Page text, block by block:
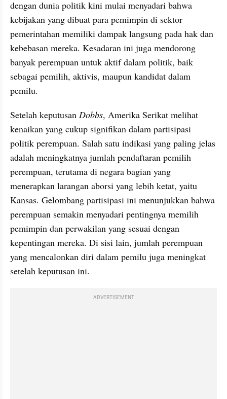
dengan dunia politik kini mulai menyadari bahwa
kebijakan yang dibuat para pemimpin di sektor
pemerintahan memiliki dampak langsung pada hak dan
kebebasan mereka. Kesadaran ini juga mendorong
banyak perempuan untuk aktif dalam politik, baik
sebagai pemilih, aktivis, maupun kandidat dalam
pemilu.
Setelah keputusan Dobbs, Amerika Serikat melihat
kenaikan yang cukup signifikan dalam partisipasi
politik perempuan. Salah satu indikasi yang paling jelas
adalah meningkatnya jumlah pendaftaran pemilih
perempuan, terutama di negara bagian yang
menerapkan larangan aborsi yang lebih ketat, yaitu
Kansas. Gelombang partisipasi ini menunjukkan bahwa
perempuan semakin menyadari pentingnya memilih
pemimpin dan perwakilan yang sesuai dengan
kepentingan mereka. Di sisi lain, jumlah perempuan
yang mencalonkan diri dalam pemilu juga meningkat
setelah keputusan ini.
ADVERTISEMENT